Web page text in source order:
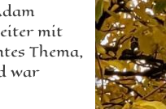
mit
Thema,
war